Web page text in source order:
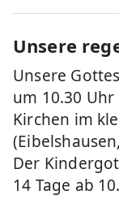
Unsere
Unsere
um 10.30
Kirchen im
Der
14 Tage ab